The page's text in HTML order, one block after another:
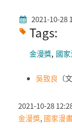
2021-10-28
Tags:
金漫獎 國
吳致良 （
2021-10-28
金漫獎, 國家漫